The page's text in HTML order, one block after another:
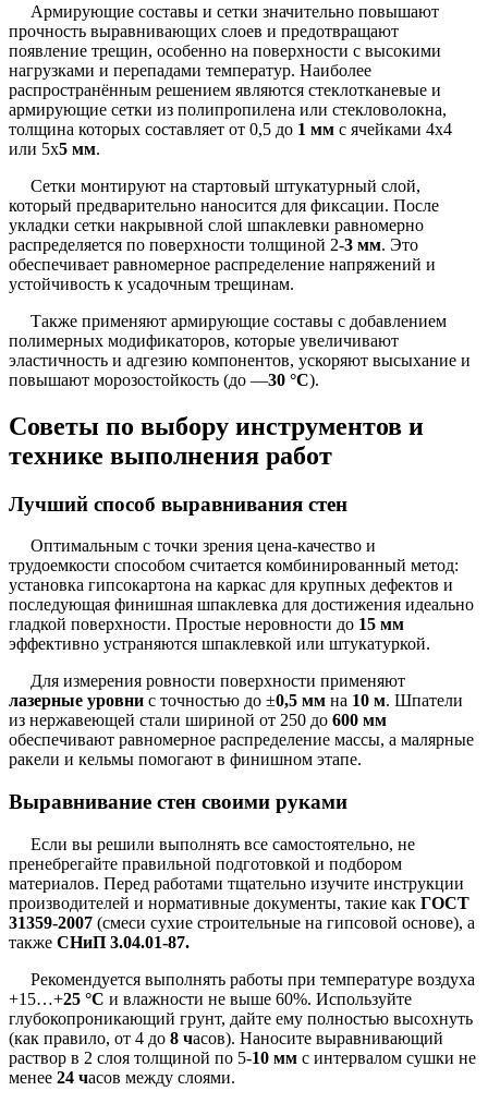
Армирующие составы и сетки значительно повышают
прочность выравнивающих слоев и предотвращают
появление трещин, особенно на поверхности с высокими
нагрузками и перепадами температур. Наиболее
распространённым решением являются стеклотканевые и
армирующие сетки из полипропилена или стекловолокна,
толщина которых составляет от 0,5 до 1 мм с ячейками 4х4
или 5х5 мм.
Сетки монтируют на стартовый штукатурный слой,
который предварительно наносится для фиксации. После
укладки сетки накрывной слой шпаклевки равномерно
распределяется по поверхности толщиной 2-3 мм. Это
обеспечивает равномерное распределение напряжений и
устойчивость к усадочным трещинам.
Также применяют армирующие составы с добавлением
полимерных модификаторов, которые увеличивают
эластичность и адгезию компонентов, ускоряют высыхание и
повышают морозостойкость (до —30 °C).
Советы по выбору инструментов и
технике выполнения работ
Лучший способ выравнивания стен
Оптимальным с точки зрения цена-качество и
трудоемкости способом считается комбинированный метод:
установка гипсокартона на каркас для крупных дефектов и
последующая финишная шпаклевка для достижения идеально
гладкой поверхности. Простые неровности до 15 мм
эффективно устраняются шпаклевкой или штукатуркой.
Для измерения ровности поверхности применяют
лазерные уровни с точностью до ±0,5 мм на 10 м. Шпатели
из нержавеющей стали шириной от 250 до 600 мм
обеспечивают равномерное распределение массы, а малярные
ракели и кельмы помогают в финишном этапе.
Выравнивание стен своими руками
Если вы решили выполнять все самостоятельно, не
пренебрегайте правильной подготовкой и подбором
материалов. Перед работами тщательно изучите инструкции
производителей и нормативные документы, такие как ГОСТ
31359-2007 (смеси сухие строительные на гипсовой основе), а
также СНиП 3.04.01-87.
Рекомендуется выполнять работы при температуре воздуха
+15…+25 °C и влажности не выше 60%. Используйте
глубокопроникающий грунт, дайте ему полностью высохнуть
(как правило, от 4 до 8 часов). Наносите выравнивающий
раствор в 2 слоя толщиной по 5-10 мм с интервалом сушки не
менее 24 часов между слоями.